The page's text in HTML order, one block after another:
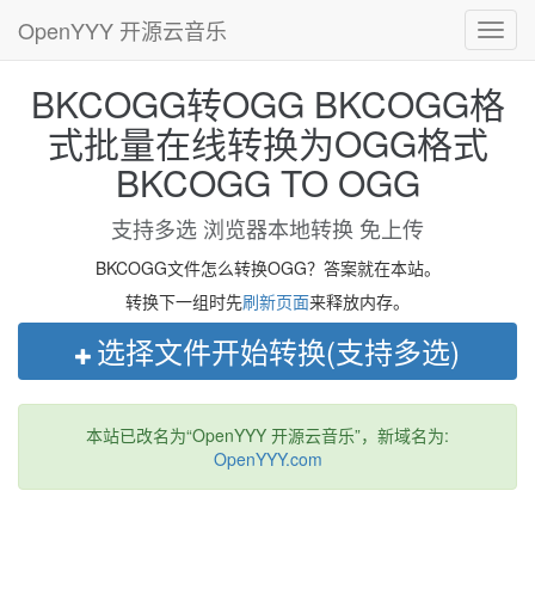
OpenYYY 开源云音乐
BKCOGG转OGG BKCOGG格
式批量在线转换为OGG格式
BKCOGG TO OGG
支持多选 浏览器本地转换 免上传
BKCOGG文件怎么转换OGG？答案就在本站。
转换下一组时先刷新页面来释放内存。
选择文件开始转换(支持多选)
本站已改名为“OpenYYY 开源云音乐”，新域名为:
OpenYYY.com